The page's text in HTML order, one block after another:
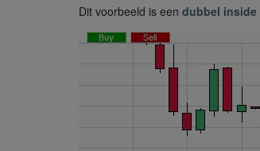
Dit voorbeeld is een dubbel inside